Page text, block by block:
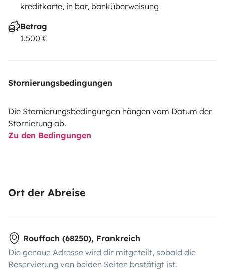
kreditkarte, in bar, banküberweisung
Betrag
1.500 €
Stornierungsbedingungen
Die Stornierungsbedingungen hängen vom Datum der
Stornierung ab.
Zu den Bedingungen
Ort der Abreise
Rouffach (68250), Frankreich
Die genaue Adresse wird dir mitgeteilt, sobald die
Reservierung von beiden Seiten bestätigt ist.